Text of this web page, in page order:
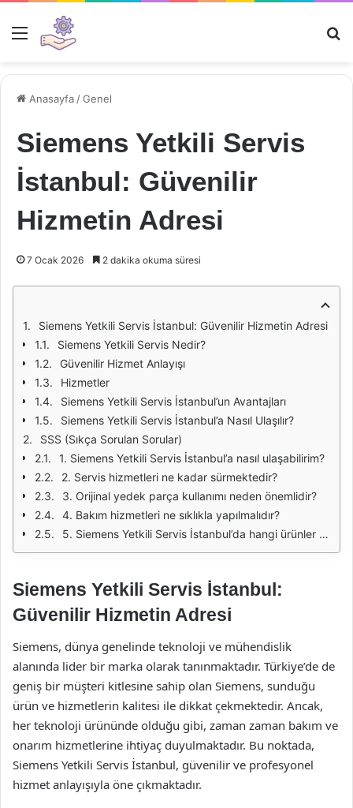
Menü
Anasayfa /Genel
Siemens Yetkili Servis
İstanbul: Güvenilir
Hizmetin Adresi
7 Ocak 2026 2 dakika okuma süresi
Siemens Yetkili Servis İstanbul: Güvenilir Hizmetin Adresi
Siemens Yetkili Servis Nedir?
Güvenilir Hizmet Anlayışı
Hizmetler
Siemens Yetkili Servis İstanbul’un Avantajları
Siemens Yetkili Servis İstanbul’a Nasıl Ulaşılır?
SSS (Sıkça Sorulan Sorular)
1. Siemens Yetkili Servis İstanbul’a nasıl ulaşabilirim?
2. Servis hizmetleri ne kadar sürmektedir?
3. Orijinal yedek parça kullanımı neden önemlidir?
4. Bakım hizmetleri ne sıklıkla yapılmalıdır?
5. Siemens Yetkili Servis İstanbul’da hangi ürünler için hizmet verilmektedir?
Siemens Yetkili Servis İstanbul:
Güvenilir Hizmetin Adresi
Siemens, dünya genelinde teknoloji ve mühendislik
alanında lider bir marka olarak tanınmaktadır. Türkiye’de de
geniş bir müşteri kitlesine sahip olan Siemens, sunduğu
ürün ve hizmetlerin kalitesi ile dikkat çekmektedir. Ancak,
her teknoloji ürününde olduğu gibi, zaman zaman bakım ve
onarım hizmetlerine ihtiyaç duyulmaktadır. Bu noktada,
Siemens Yetkili Servis İstanbul, güvenilir ve profesyonel
hizmet anlayışıyla öne çıkmaktadır.